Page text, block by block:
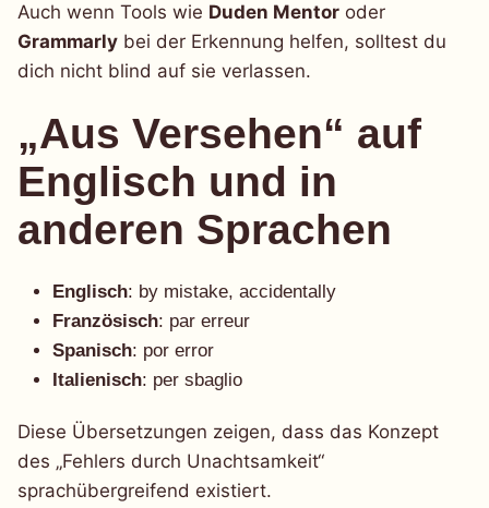
Auch wenn Tools wie Duden Mentor oder
Grammarly bei der Erkennung helfen, solltest du
dich nicht blind auf sie verlassen.
„Aus Versehen“ auf
Englisch und in
anderen Sprachen
Englisch: by mistake, accidentally
Französisch: par erreur
Spanisch: por error
Italienisch: per sbaglio
Diese Übersetzungen zeigen, dass das Konzept
des „Fehlers durch Unachtsamkeit“
sprachübergreifend existiert.